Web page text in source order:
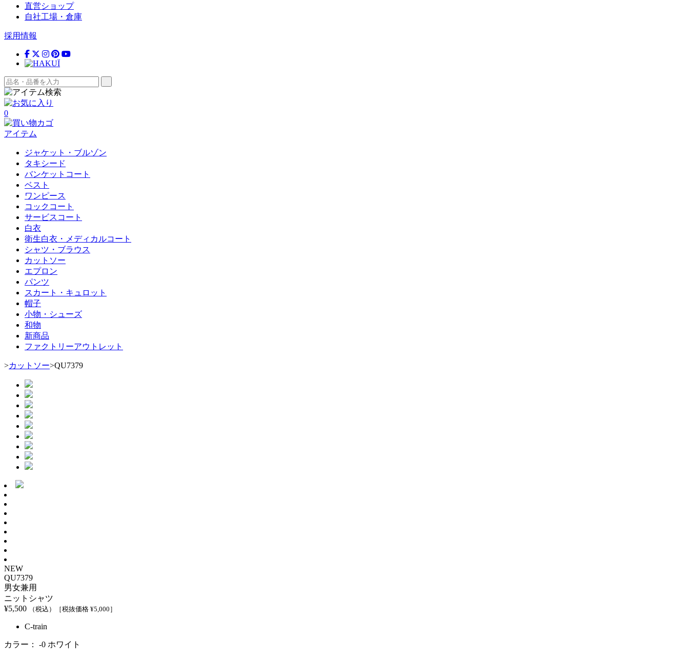
直営ショップ
自社工場・倉庫
採用情報
0
アイテム
ジャケット・ブルゾン
タキシード
バンケットコート
ベスト
ワンピース
コックコート
サービスコート
白衣
衛生白衣・メディカルコート
シャツ・ブラウス
カットソー
エプロン
パンツ
スカート・キュロット
帽子
小物・シューズ
和物
新商品
ファクトリーアウトレット
>カットソー>QU7379
NEW
QU7379
男女兼用
ニットシャツ
¥5,500 （税込） ［税抜価格 ¥5,000 ］
C-train
カラー： -0 ホワイト